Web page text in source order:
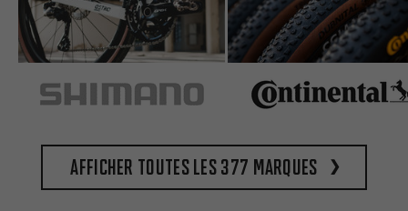
Afficher toutes les 377 marques